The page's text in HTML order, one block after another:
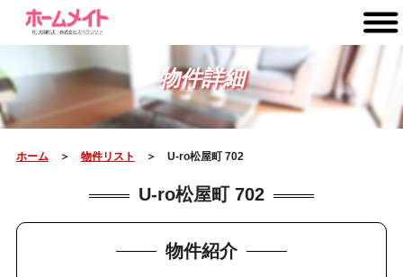
物件詳細
ホーム＞ 物件リスト ＞ U-ro松屋町 702
U-ro松屋町 702
物件紹介